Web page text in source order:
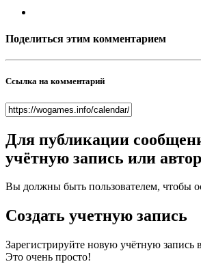
Поделиться этим комментарием
Ссылка на комментарий
Для публикации
учётную запись или
Вы должны быть пользователем, чтобы
Создать учетную запись
Зарегистрируйте новую учётную запись
Это очень просто!